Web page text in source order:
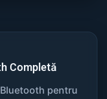
Completă
pentru